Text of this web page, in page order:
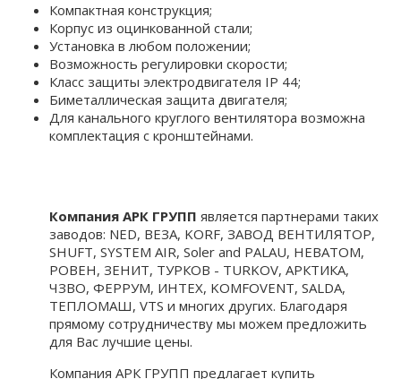
Компактная конструкция;
Корпус из оцинкованной стали;
Установка в любом положении;
Возможность регулировки скорости;
Класс защиты электродвигателя IP 44;
Биметаллическая защита двигателя;
Для канального круглого вентилятора возможна
комплектация c кронштейнами.
Компания АРК ГРУПП является партнерами таких
заводов: NED, ВЕЗА, KORF, ЗАВОД ВЕНТИЛЯТОР,
SHUFT, SYSTEM AIR, Soler and PALAU, НЕВАТОМ,
РОВЕН, ЗЕНИТ, ТУРКОВ - TURKOV, АРКТИКА,
ЧЗВО, ФЕРРУМ, ИНТЕХ, KOMFOVENT, SALDA,
ТЕПЛОМАШ, VTS и многих других. Благодаря
прямому сотрудничеству мы можем предложить
для Вас лучшие цены.
Компания АРК ГРУПП предлагает купить